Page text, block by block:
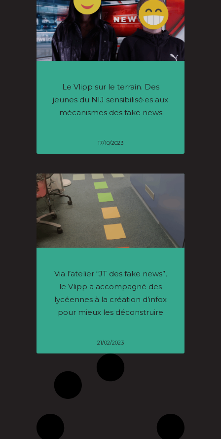
Le Vlipp sur le terrain. Des
jeunes du NIJ sensibilisé·es aux
mécanismes des fake news
17/10/2023
Via l’atelier “JT des fake news”,
le Vlipp a accompagné des
lycéennes à la création d’infox
pour mieux les déconstruire
21/02/2023